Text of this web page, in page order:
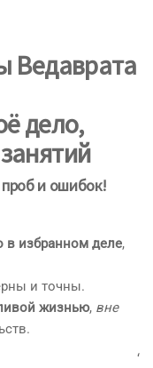
Ведаврата
дело,
и ошибок!
в избранном деле,
и точны.
жизнью, вне
‘